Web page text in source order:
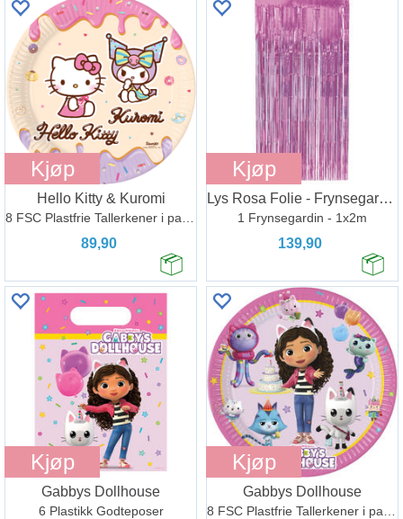
Kjøp
Hello Kitty & Kuromi
89,90
Kjøp
Lys Rosa Folie - Frynsegardin
1 Frynsegardin - 1x2m
139,90
Kjøp
Gabbys Dollhouse
6 Plastikk Godteposer
Kjøp
Gabbys Dollhouse